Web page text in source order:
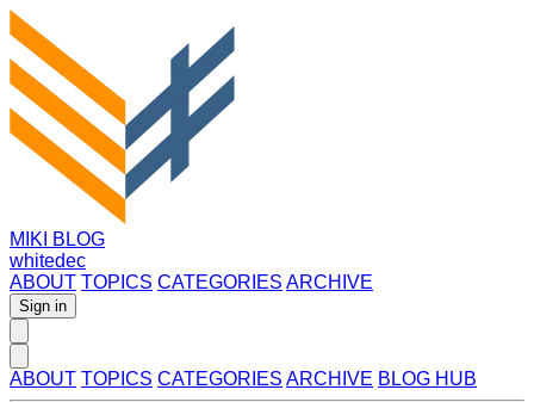
MIKI BLOG
whitedec
ABOUT TOPICS CATEGORIES ARCHIVE
Sign in
ABOUT TOPICS CATEGORIES ARCHIVE BLOG HUB